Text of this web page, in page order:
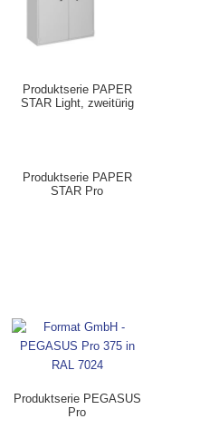
Produktserie PAPER
STAR Light, zweitürig
Produktserie PAPER
STAR Pro
Produktserie PEGASUS
Pro